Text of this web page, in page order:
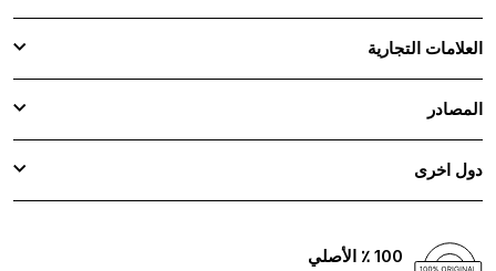
العلامات التجارية
المصادر
دول اخرى
100 ٪ الأصلي